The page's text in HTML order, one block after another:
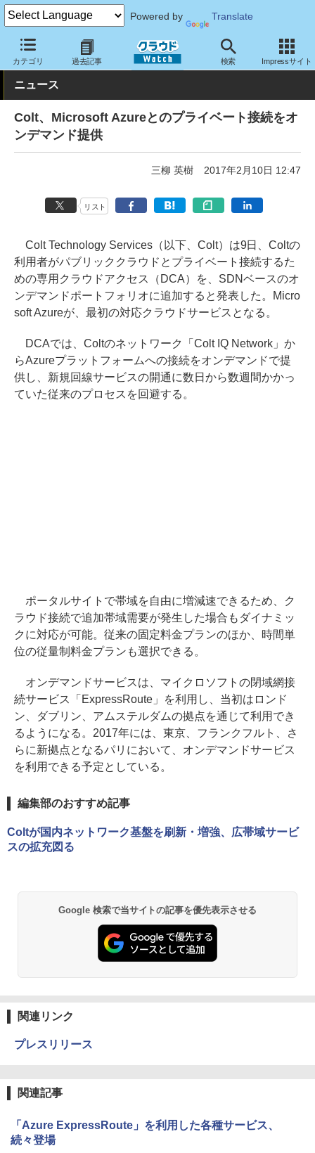
Powered by Translate
カテゴリ 過去記事 検索 Impressサイト
クラウド Watch ネットワーク 通信インフラ
ニュース
Colt、Microsoft Azureとのプライベート接続をオ
ンデマンド提供
三柳 英樹 2017年2月10日 12:47
リスト
Colt Technology Services（以下、Colt）は9日、Coltの
利用者がパブリッククラウドとプライベート接続するた
めの専用クラウドアクセス（DCA）を、SDNベースのオ
ンデマンドポートフォリオに追加すると発表した。Micro
soft Azureが、最初の対応クラウドサービスとなる。
DCAでは、Coltのネットワーク「Colt IQ Network」か
らAzureプラットフォームへの接続をオンデマンドで提
供し、新規回線サービスの開通に数日から数週間かかっ
ていた従来のプロセスを回避する。
ポータルサイトで帯域を自由に増減速できるため、ク
ラウド接続で追加帯域需要が発生した場合もダイナミッ
クに対応が可能。従来の固定料金プランのほか、時間単
位の従量制料金プランも選択できる。
オンデマンドサービスは、マイクロソフトの閉域網接
続サービス「ExpressRoute」を利用し、当初はロンド
ン、ダブリン、アムステルダムの拠点を通じて利用でき
るようになる。2017年には、東京、フランクフルト、さ
らに新拠点となるパリにおいて、オンデマンドサービス
を利用できる予定としている。
編集部のおすすめ記事
Coltが国内ネットワーク基盤を刷新・増強、広帯域サービ
スの拡充図る
Google 検索で当サイトの記事を優先表示させる
関連リンク
プレスリリース
関連記事
「Azure ExpressRoute」を利用した各種サービス、
続々登場